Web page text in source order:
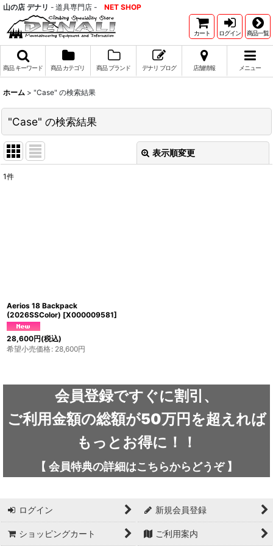
山の店 デナリ - 道具専門店 - NET SHOP
カート ログイン 商品一覧
商品 キーワード 商品 カテゴリ 商品 ブランド デナリ ブログ 店舗情報 メニュー
ホーム > "Case" の検索結果
"Case" の検索結果
表示順変更
絞り込む
1件
Aerios 18 Backpack
(2026SSColor) [X000009581]
28,600円(税込)
希望小売価格: 28,600円
会員登録ですぐに割引、
ご利用金額の総額が50万円を超えれば
もっとお得に！！
【 会員特典の詳細はこちらから どうぞ】
ログイン 新規会員登録
ショッピングカート ご利用案内